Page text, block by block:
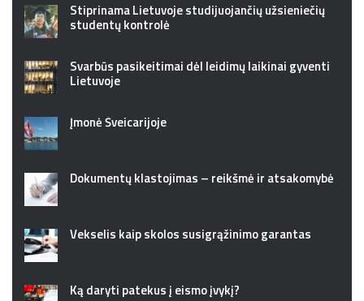
Stiprinama Lietuvoje studijuojančių užsieniečių
studentų kontrolė
Svarbūs pasikeitimai dėl leidimų laikinai gyventi
Lietuvoje
Įmonė Šveicarijoje
Dokumentų klastojimas – reikšmė ir atsakomybė
Vekselis kaip skolos susigrąžinimo garantas
Ką daryti patekus į eismo įvykį?